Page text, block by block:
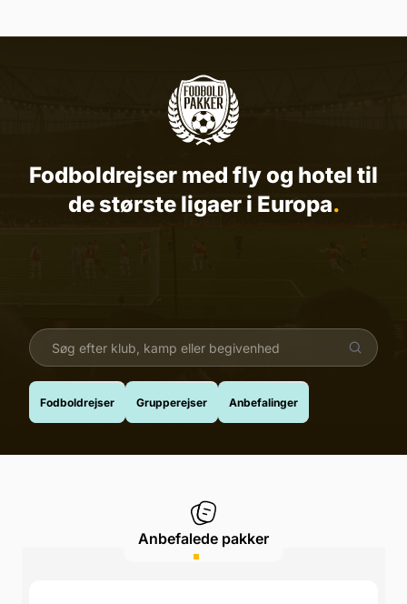
Fodboldrejser med fly og hotel til
de største ligaer i Europa.
Fodboldrejser Grupperejser Anbefalinger
Anbefalede pakker